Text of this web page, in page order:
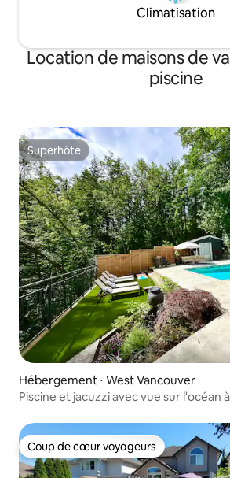
Climatisation
Location de maisons de
piscine
Superhôte
Superhôte
Hébergement ⋅ West Vancouver
Piscine et jacuzzi avec vue sur l'océan
Coup de cœur voyageurs
Coup de cœur voyageurs